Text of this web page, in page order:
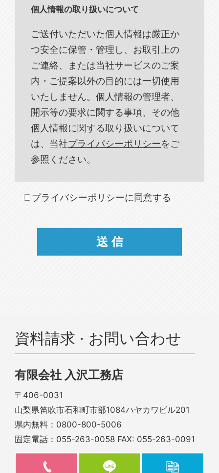
個人情報の取り扱いについて
ご送付いただいた個人情報は厳正か
つ安全に保管・管理し、お取引上の
ご連絡、または当社サービスのご案
内・ご提案以外の目的には一切使用
いたしません。個人情報の管理者、
開示等の要求に関する事項、その他
個人情報に関する取り扱いについて
は、当社プライパシーポリシーをご
参照ください。
プライバシーポリシーに同意する
資料請求 · お問い合わせ
有限会社 入沢工務店
〒406-0031
山梨県笛吹市石和町市部1084ハヤカワビル201
県内無料： 0800-800-5006
固定電話： 055-263-0058 FAX: 055-263-0091